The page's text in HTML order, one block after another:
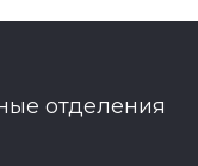
отделения